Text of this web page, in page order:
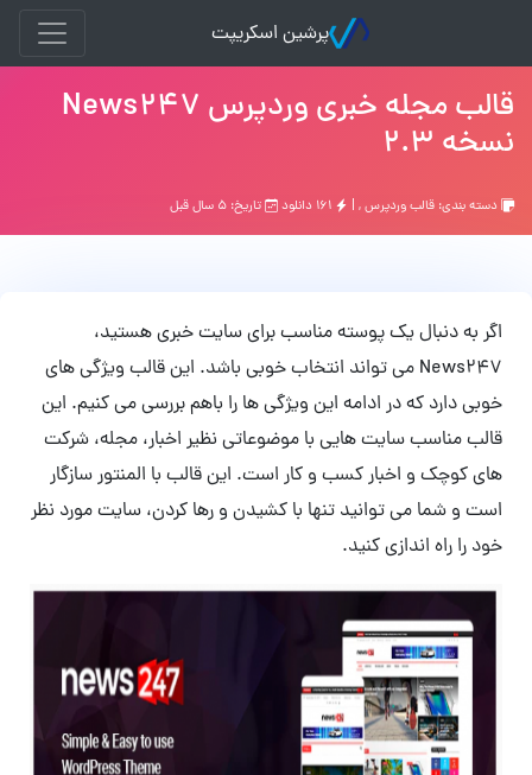
پرشین اسکریپت
قالب مجله خبری وردپرس News247
نسخه 2.3
دسته بندی: قالب وردپرس, | تاریخ: ۵ سال قبل
اگر به دنبال یک پوسته مناسب برای سایت خبری هستید،
News247 می تواند انتخاب خوبی باشد. این قالب ویژگی های
خوبی دارد که در ادامه این ویژگی ها را باهم بررسی می کنیم. این
قالب مناسب سایت هایی با موضوعاتی نظیر اخبار، مجله، شرکت
های کوچک و اخبار کسب و کار است. این قالب با المنتور سازگار
است و شما می توانید تنها با کشیدن و رها کردن، سایت مورد نظر
خود را راه اندازی کنید.